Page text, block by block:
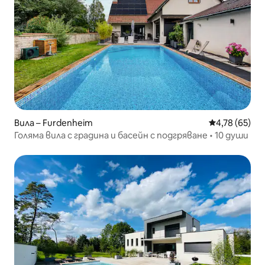
Вила – Furdenheim Средна
4,78 (65)
Голяма вила с градина и басейн с подгряване • 10 души